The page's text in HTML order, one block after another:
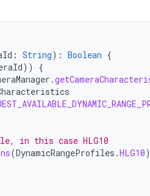
: String): Boolean {
))
{
.
in this case HLG10
(DynamicRangeProfiles .HLG10)